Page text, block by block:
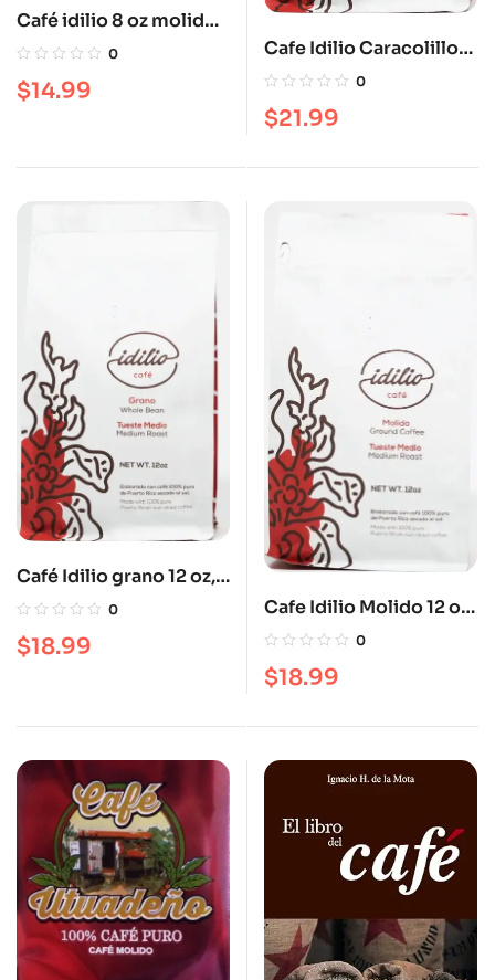
Café idilio 8 oz molido.
Tueste mediano
0
$14.99
Cafe Idilio Caracolillo
12 oz Tueste Mediano
0
$21.99
Café Idilio grano 12 oz,
tueste mediano
0
$18.99
Cafe Idilio Molido 12 oz,
tueste mediano
0
$18.99